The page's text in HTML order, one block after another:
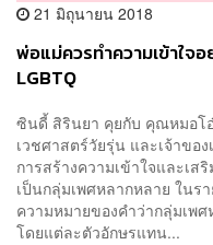
21 มิถุนายน 2018
พ่อแม่ควรทำความเข้าใจ
LGBTQ
ซินดี้ สิรินยา คุยกับ คุณหมอโ
เวชศาสตร์วัยรุ่น และเจ้าขอ
การสร้างความเข้าใจและเ
เป็นกลุ่มเพศหลากหลาย ในร
ความหมายของคำว่ากลุ่มเพศ
โดยแต่ละตัวอักษรแทน...